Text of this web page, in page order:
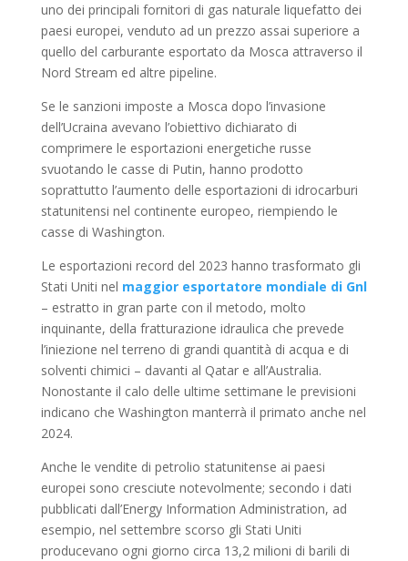
uno dei principali fornitori di gas naturale liquefatto dei
paesi europei, venduto ad un prezzo assai superiore a
quello del carburante esportato da Mosca attraverso il
Nord Stream ed altre pipeline.
Se le sanzioni imposte a Mosca dopo l’invasione
dell’Ucraina avevano l’obiettivo dichiarato di
comprimere le esportazioni energetiche russe
svuotando le casse di Putin, hanno prodotto
soprattutto l’aumento delle esportazioni di idrocarburi
statunitensi nel continente europeo, riempiendo le
casse di Washington.
Le esportazioni record del 2023 hanno trasformato gli
Stati Uniti nel maggior esportatore mondiale di Gnl
– estratto in gran parte con il metodo, molto
inquinante, della fratturazione idraulica che prevede
l’iniezione nel terreno di grandi quantità di acqua e di
solventi chimici – davanti al Qatar e all’Australia.
Nonostante il calo delle ultime settimane le previsioni
indicano che Washington manterrà il primato anche nel
2024.
Anche le vendite di petrolio statunitense ai paesi
europei sono cresciute notevolmente; secondo i dati
pubblicati dall’Energy Information Administration, ad
esempio, nel settembre scorso gli Stati Uniti
producevano ogni giorno circa 13,2 milioni di barili di